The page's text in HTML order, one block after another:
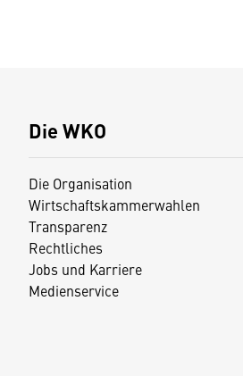
Die WKO
Die Organisation
Wirtschaftskammerwahlen
Transparenz
Rechtliches
Jobs und Karriere
Medienservice